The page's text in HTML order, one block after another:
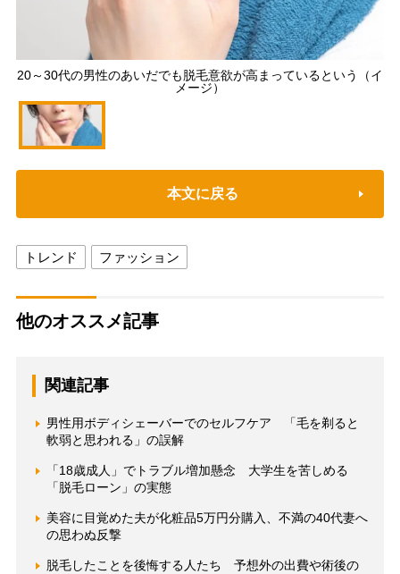
20～30代の男性のあいだでも脱毛意欲が高まっているという（イ
メージ）
本文に戻る
トレンド ファッション
他のオススメ記事
関連記事
男性用ボディシェーバーでのセルフケア 「毛を剃ると
軟弱と思われる」の誤解
「18歳成人」でトラブル増加懸念 大学生を苦しめる
「脱毛ローン」の実態
美容に目覚めた夫が化粧品5万円分購入、不満の40代妻へ
の思わぬ反撃
脱毛したことを後悔する人たち 予想外の出費や術後の